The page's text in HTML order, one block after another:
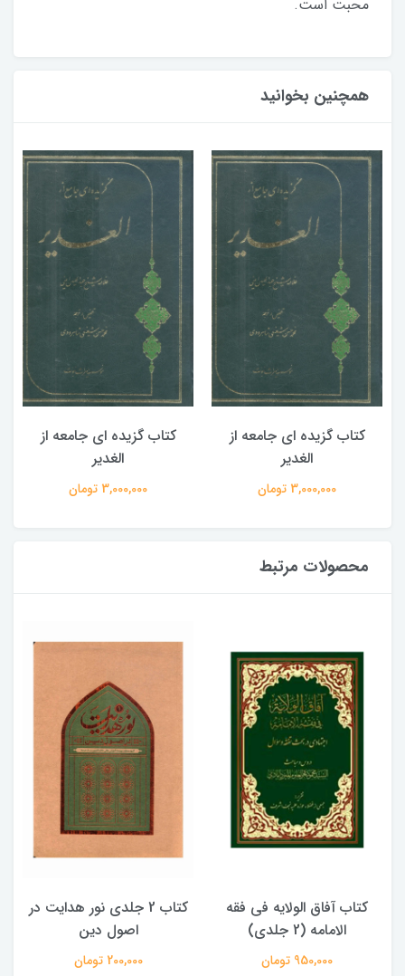
محبت است.
همچنین بخوانید
کتاب گزیده ای جامعه از
الغدیر
3,000,000 تومان
کتاب گزیده ای جامعه از
الغدیر
3,000,000 تومان
محصولات مرتبط
کتاب آفاق الولایه فی فقه
الامامه (2 جلدی)
950,000 تومان
کتاب 2 جلدی نور هدایت در
اصول دین
200,000 تومان